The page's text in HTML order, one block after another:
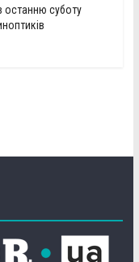
останню суботу